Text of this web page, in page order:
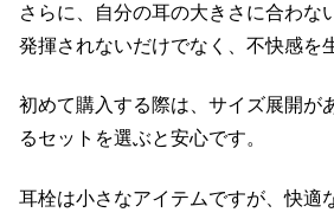
さらに、自分の耳の大きさに合わな
発揮されないだけでなく、不快感を
初めて購入する際は、サイズ展開が
るセットを選ぶと安心です。
耳栓は小さなアイテムですが、快適